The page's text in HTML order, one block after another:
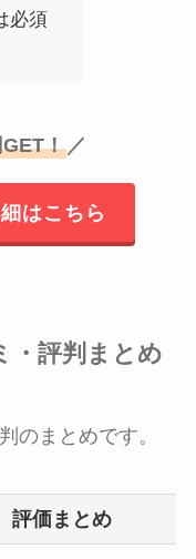
必須
！／
はこちら
・評判まとめ
のまとめです。
評価まとめ